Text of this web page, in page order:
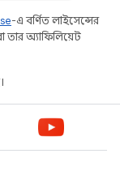
-এ বর্ণিত লাইসেন্সের
অ্যাফিলিয়েট